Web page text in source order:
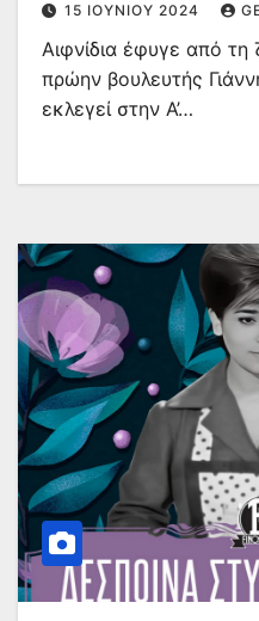
15 ΙΟΥΝΊΟΥ 2024
Αιφνίδια έφυγε από
πρώην βουλευτής
εκλεγεί στην Α’…